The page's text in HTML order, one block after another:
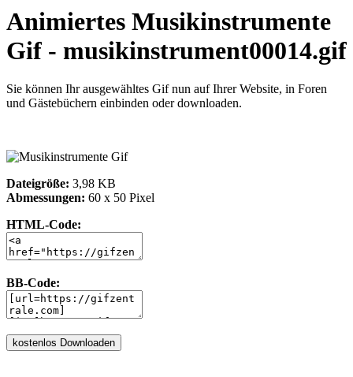
Animiertes Musikinstrumente
Gif - musikinstrument00014.gif
Sie können Ihr ausgewähltes Gif nun auf Ihrer Website, in Foren
und Gästebüchern einbinden oder downloaden.
Dateigröße: 3,98 KB
Abmessungen: 60 x 50 Pixel
HTML-Code:
BB-Code: